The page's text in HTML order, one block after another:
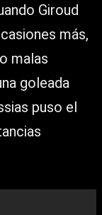
Giroud
más,
malas
goleada
puso el